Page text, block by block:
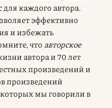
каждого автора.
эффективно
и избежать
что авторское
автора и 70 лет
произведений и
произведений
мы говорили в